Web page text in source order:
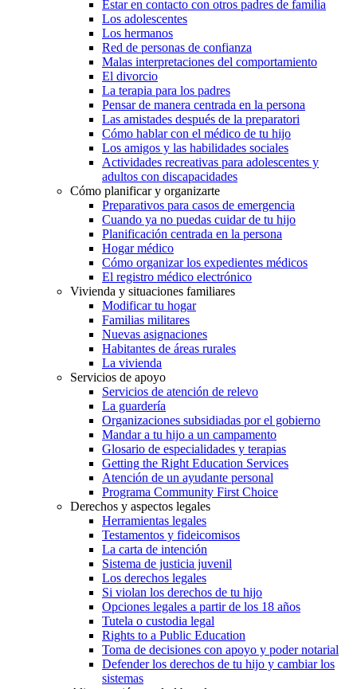
Estar en contacto con otros padres de familia
Los adolescentes
Los hermanos
Red de personas de confianza
Malas interpretaciones del comportamiento
El divorcio
La terapia para los padres
Pensar de manera centrada en la persona
Las amistades después de la preparatori
Cómo hablar con el médico de tu hijo
Los amigos y las habilidades sociales
Actividades recreativas para adolescentes y
adultos con discapacidades
Cómo planificar y organizarte
Preparativos para casos de emergencia
Cuando ya no puedas cuidar de tu hijo
Planificación centrada en la persona
Hogar médico
Cómo organizar los expedientes médicos
El registro médico electrónico
Vivienda y situaciones familiares
Modificar tu hogar
Familias militares
Nuevas asignaciones
Habitantes de áreas rurales
La vivienda
Servicios de apoyo
Servicios de atención de relevo
La guardería
Organizaciones subsidiadas por el gobierno
Mandar a tu hijo a un campamento
Glosario de especialidades y terapias
Getting the Right Education Services
Atención de un ayudante personal
Programa Community First Choice
Derechos y aspectos legales
Herramientas legales
Testamentos y fideicomisos
La carta de intención
Sistema de justicia juvenil
Los derechos legales
Si violan los derechos de tu hijo
Opciones legales a partir de los 18 años
Tutela o custodia legal
Rights to a Public Education
Toma de decisiones con apoyo y poder notarial
Defender los derechos de tu hijo y cambiar los
sistemas